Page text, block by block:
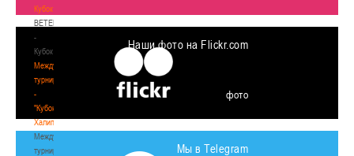
Кубок
BETERA
-
Кубок
Международный
турнир
-
"Кубок
Халипского"
Международный
турнир
Наши фото на Flickr.com
фото
Мы в Telegram